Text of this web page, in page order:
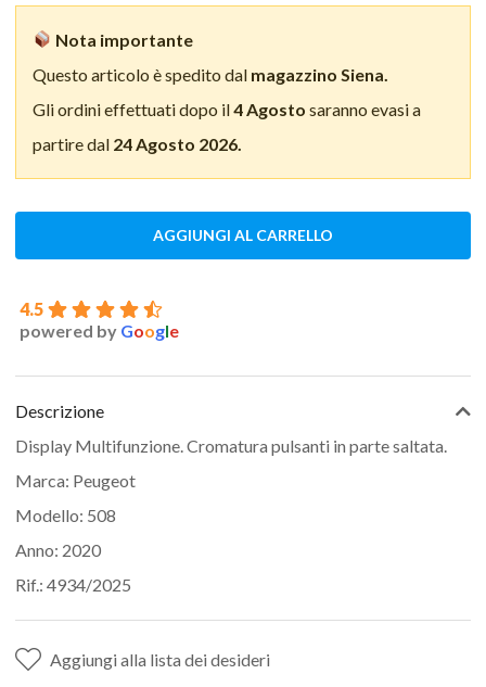
Nota importante
Questo articolo è spedito dal magazzino Siena.
Gli ordini effettuati dopo il4 Agosto saranno evasi a
partire dal 24 Agosto 2026.
AGGIUNGI AL CARRELLO
4.5
powered by Google
Descrizione
Display Multifunzione. Cromatura pulsanti in parte saltata.
Marca: Peugeot
Modello: 508
Anno: 2020
Rif.: 4934/2025
Aggiungi alla lista dei desideri